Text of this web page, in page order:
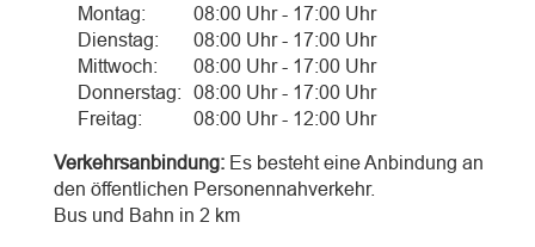
Montag:
08:00 Uhr - 17:00 Uhr
Dienstag:
08:00 Uhr - 17:00 Uhr
Mittwoch:
08:00 Uhr - 17:00 Uhr
Donnerstag:
08:00 Uhr - 17:00 Uhr
Freitag:
08:00 Uhr - 12:00 Uhr
Verkehrsanbindung: Es besteht eine Anbindung an
den öffentlichen Personennahverkehr.
Bus und Bahn in 2 km